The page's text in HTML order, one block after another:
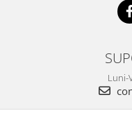
Luni-